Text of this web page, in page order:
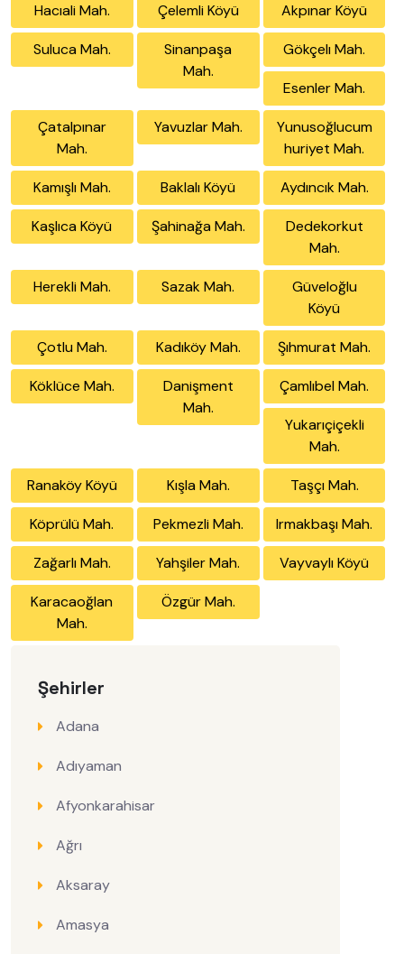
Şehirler
Adana
Adıyaman
Afyonkarahisar
Ağrı
Aksaray
Amasya
Hacıali Mah. Çelemli Köyü Akpınar Köyü
Suluca Mah.
Sinanpaşa
Mah.
Gökçelı Mah.
Esenler Mah.
Çatalpınar
Mah.
Yavuzlar Mah.
Yunusoğlucum
huriyet Mah.
Kamışlı Mah. Baklalı Köyü Aydıncık Mah.
Kaşlıca Köyü Şahinağa Mah.
Dedekorkut
Mah.
Herekli Mah. Sazak Mah.
Güveloğlu
Köyü
Çotlu Mah. Kadıköy Mah. Şıhmurat Mah.
Köklüce Mah.
Danişment
Mah.
Çamlıbel Mah.
Yukarıçiçekli
Mah.
Ranaköy Köyü Kışla Mah. Taşçı Mah.
Köprülü Mah. Pekmezli Mah. Irmakbaşı Mah.
Zağarlı Mah. Yahşiler Mah. Vayvaylı Köyü
Karacaoğlan
Mah.
Özgür Mah.